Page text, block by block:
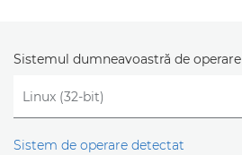
Sistemul dumneavoastră de operare
Sistem de operare detectat